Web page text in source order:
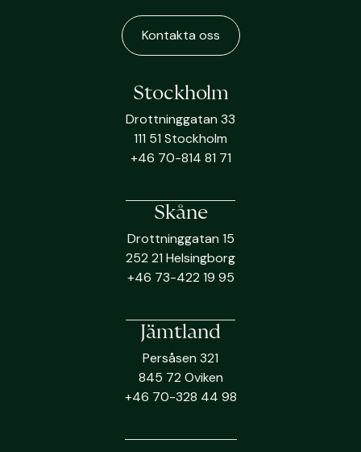
Kontakta oss
Stockholm
Drottninggatan 33
111 51 Stockholm
+46 70-814 81 71
Skåne
Drottninggatan 15
252 21 Helsingborg
+46 73-422 19 95
Jämtland
Persåsen 321
845 72 Oviken
+46 70-328 44 98